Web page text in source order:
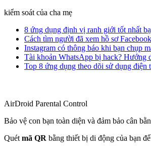
kiểm soát của cha mẹ
8 ứng dụng định vị ranh giới tốt nhất
Cách tìm người đã xem hồ sơ
Instagram có thông báo khi bạn chụp
Tài khoản WhatsApp bị hack? Hướng
Top 8 ứng dụng theo dõi sử dụng điện
AirDroid Parental Control
Bảo vệ con bạn toàn diện và đảm bảo cân
Quét mã QR bằng thiết bị di động của bạn